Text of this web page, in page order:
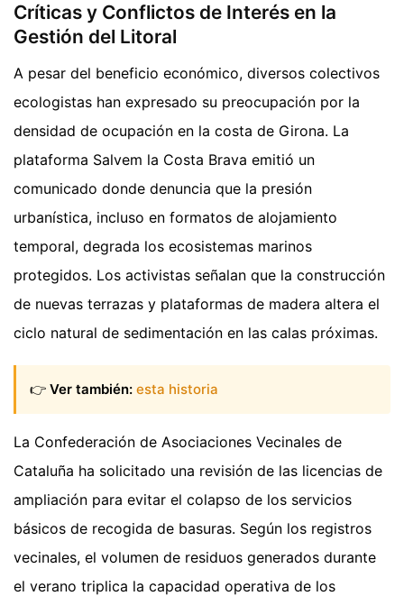
Críticas y Conflictos de Interés en la
Gestión del Litoral
A pesar del beneficio económico, diversos colectivos
ecologistas han expresado su preocupación por la
densidad de ocupación en la costa de Girona. La
plataforma Salvem la Costa Brava emitió un
comunicado donde denuncia que la presión
urbanística, incluso en formatos de alojamiento
temporal, degrada los ecosistemas marinos
protegidos. Los activistas señalan que la construcción
de nuevas terrazas y plataformas de madera altera el
ciclo natural de sedimentación en las calas próximas.
👉 Ver también: esta historia
La Confederación de Asociaciones Vecinales de
Cataluña ha solicitado una revisión de las licencias de
ampliación para evitar el colapso de los servicios
básicos de recogida de basuras. Según los registros
vecinales, el volumen de residuos generados durante
el verano triplica la capacidad operativa de los